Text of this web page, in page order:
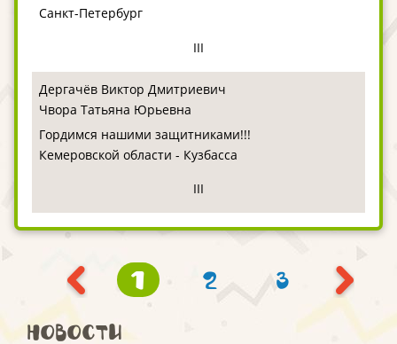
Санкт-Петербург
III
Дергачёв Виктор Дмитриевич
Чвора Татьяна Юрьевна
Гордимся нашими защитниками!!!
Кемеровской области - Кузбасса
III
1 2 3
Новости